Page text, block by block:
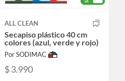
ALL CLEAN
Secapiso plástico 40 cm
colores (azul, verde y rojo)
Por SODIMAC
$ 3.990